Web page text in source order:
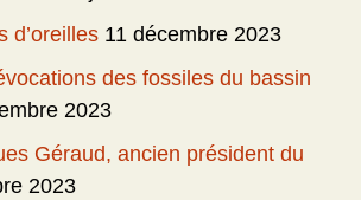
d’oreilles 11 décembre 2023
des fossiles du bassin
2023
Géraud, ancien président du
2023